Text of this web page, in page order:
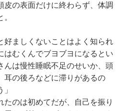
皮の表面だけに終わらず、体調
好ましくないことはよく知られ
はむくんでブヨブヨになるとい
んは慢性睡眠不足のせいか、頭
耳の後ろなどに滞りがあるの
のは初めてだが、自己を振り